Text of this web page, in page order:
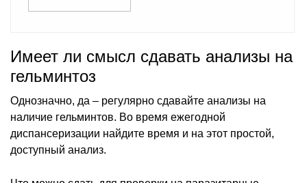
Имеет ли смысл сдавать анализы на
гельминтоз
Однозначно, да – регулярно сдавайте анализы на
наличие гельминтов. Во время ежегодной
диспансеризации найдите время и на этот простой,
доступный анализ.